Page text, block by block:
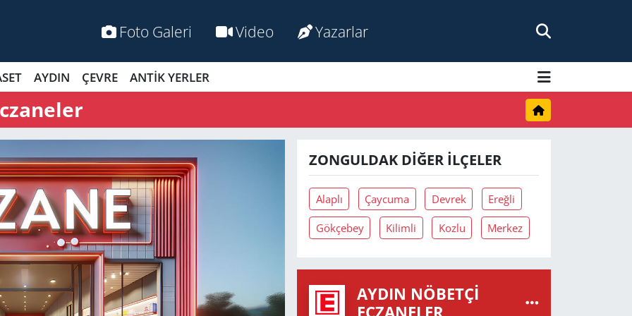
Foto Galeri Video Yazarlar
AYDIN ÇEVRE ANTİK YERLER
ZONGULDAK DIĞER İLÇELER
Alaplı Çaycuma Devrek Ereğli
Gökçebey Kilimli Kozlu Merkez
AYDIN NÖBETÇI